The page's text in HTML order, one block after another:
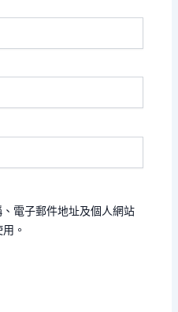
電子郵件地址及個人網站
。